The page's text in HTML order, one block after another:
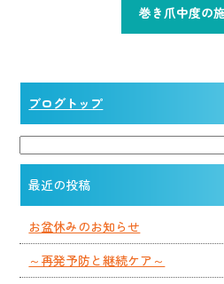
巻き爪中度の
ブログトップ
最近の投稿
お盆休みのお知らせ
～再発予防と継続ケア～